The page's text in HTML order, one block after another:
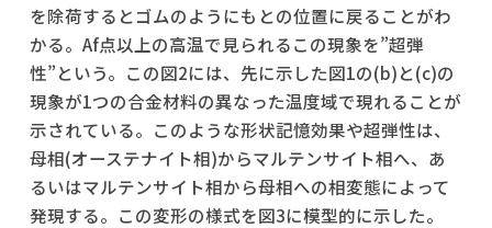
を除荷するとゴムのようにもとの位置に戻ることがわ
かる。Af点以上の高温で見られるこの現象を”超弾
性”という。この図2には、先に示した図1の(b)と(c)の
現象が1つの合金材料の異なった温度域で現れることが
示されている。このような形状記憶効果や超弾性は、
母相(オーステナイト相)からマルテンサイト相へ、あ
るいはマルテンサイト相から母相への相変態によって
発現する。この変形の様式を図3に模型的に示した。